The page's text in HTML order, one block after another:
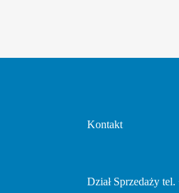
Kontakt
Dział Sprzedaży